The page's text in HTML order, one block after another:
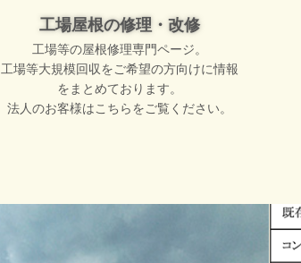
工場屋根の修理・改修
工場等の屋根修理専門ページ。
工場等大規模回収をご希望の方向けに情報
をまとめております。
法人のお客様はこちらをご覧ください。